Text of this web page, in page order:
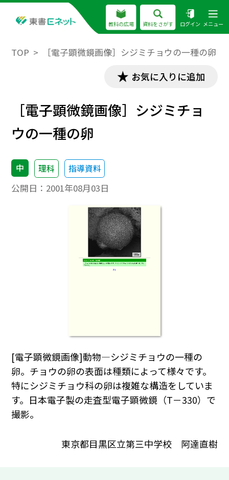
教科の広場 資料をさがす ログイン メニュー
TOP ［電子顕微鏡画像］シジミチョウの一種の卵
お気に入りに追加
［電子顕微鏡画像］シジミチョ
ウの一種の卵
中 理科 指導資料
公開日： 2001年08月03日
[電子顕微鏡画像]動物―シジミチョウの一種の
卵。チョウの卵の表面は種類によって様々です。
特にシジミチョウ科の卵は複雑な構造をしていま
す。日本電子製の走査型電子顕微鏡（T－330）で
撮影。
東京都目黒区立第三中学校 阿達直樹